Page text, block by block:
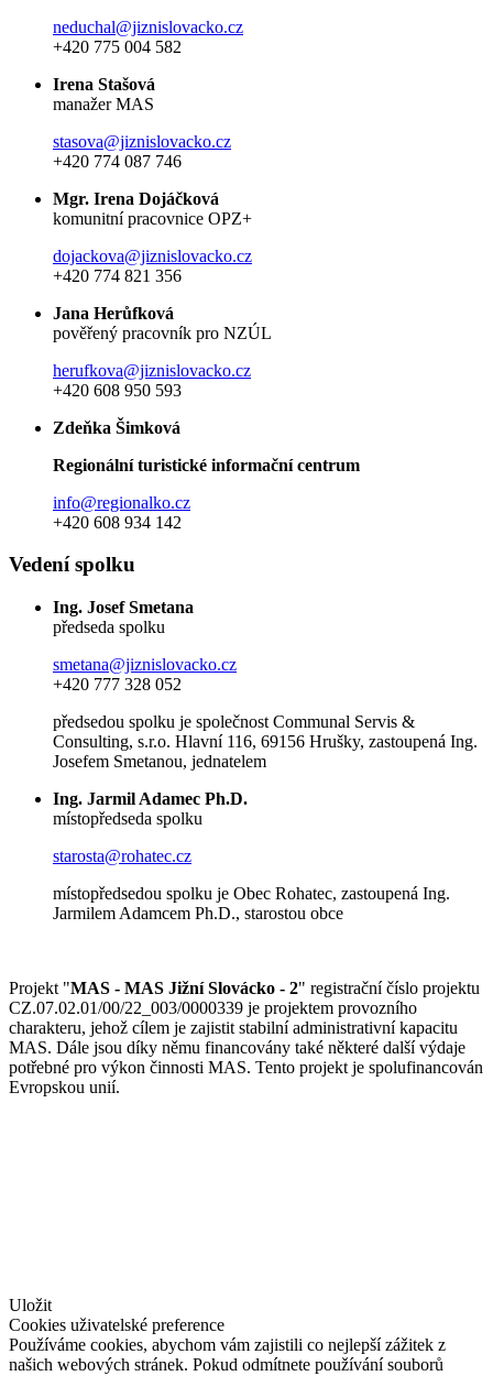
neduchal@jiznislovacko.cz
+420 775 004 582
Irena Stašová
manažer MAS
stasova@jiznislovacko.cz
+420 774 087 746
Mgr. Irena Dojáčková
komunitní pracovnice OPZ+
dojackova@jiznislovacko.cz
+420 774 821 356
Jana Herůfková
pověřený pracovník pro NZÚL
herufkova@jiznislovacko.cz
+420 608 950 593
Zdeňka Šimková
Regionální turistické informační centrum
info@regionalko.cz
+420 608 934 142
Vedení spolku
Ing. Josef Smetana
předseda spolku
smetana@jiznislovacko.cz
+420 777 328 052
předsedou spolku je společnost Communal Servis &
Consulting, s.r.o. Hlavní 116, 69156 Hrušky, zastoupená Ing.
Josefem Smetanou, jednatelem
Ing. Jarmil Adamec Ph.D.
místopředseda spolku
starosta@rohatec.cz
místopředsedou spolku je Obec Rohatec, zastoupená Ing.
Jarmilem Adamcem Ph.D., starostou obce
Projekt "MAS - MAS Jižní Slovácko - 2" registrační číslo projektu
CZ.07.02.01/00/22_003/0000339 je projektem provozního
charakteru, jehož cílem je zajistit stabilní administrativní kapacitu
MAS. Dále jsou díky němu financovány také některé další výdaje
potřebné pro výkon činnosti MAS. Tento projekt je spolufinancován
Evropskou unií.
Uložit
Cookies uživatelské preference
Používáme cookies, abychom vám zajistili co nejlepší zážitek z
našich webových stránek. Pokud odmítnete používání souborů